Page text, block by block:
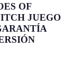
OF
JUEGO